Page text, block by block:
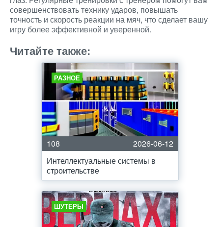
совершенствовать технику ударов, повышать
точность и скорость реакции на мяч, что сделает вашу
игру более эффективной и уверенной.
Читайте также:
РАЗНОЕ
108
2026-06-12
Интеллектуальные системы в
строительстве
ШУТЕРЫ